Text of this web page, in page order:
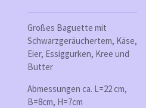
Großes Baguette mit
Schwarzgeräuchertem, Käse,
Eier, Essiggurken, Kree und
Butter
Abmessungen ca. L=22 cm,
B=8cm, H=7cm